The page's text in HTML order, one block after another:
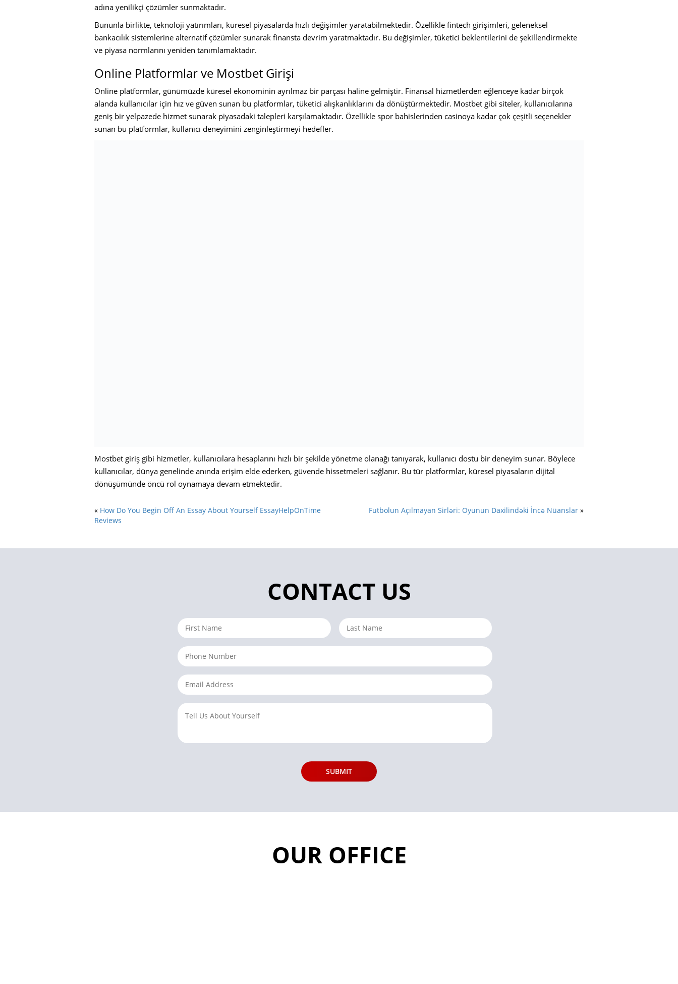
adına yenilikçi çözümler sunmaktadır.
Bununla birlikte, teknoloji yatırımları, küresel piyasalarda hızlı değişimler yaratabilmektedir. Özellikle fintech girişimleri, geleneksel
bankacılık sistemlerine alternatif çözümler sunarak finansta devrim yaratmaktadır. Bu değişimler, tüketici beklentilerini de şekillendirmekte
ve piyasa normlarını yeniden tanımlamaktadır.
Online Platformlar ve Mostbet Girişi
Online platformlar, günümüzde küresel ekonominin ayrılmaz bir parçası haline gelmiştir. Finansal hizmetlerden eğlenceye kadar birçok
alanda kullanıcılar için hız ve güven sunan bu platformlar, tüketici alışkanlıklarını da dönüştürmektedir. Mostbet gibi siteler, kullanıcılarına
geniş bir yelpazede hizmet sunarak piyasadaki talepleri karşılamaktadır. Özellikle spor bahislerinden casinoya kadar çok çeşitli seçenekler
sunan bu platformlar, kullanıcı deneyimini zenginleştirmeyi hedefler.
Mostbet giriş gibi hizmetler, kullanıcılara hesaplarını hızlı bir şekilde yönetme olanağı tanıyarak, kullanıcı dostu bir deneyim sunar. Böylece
kullanıcılar, dünya genelinde anında erişim elde ederken, güvende hissetmeleri sağlanır. Bu tür platformlar, küresel piyasaların dijital
dönüşümünde öncü rol oynamaya devam etmektedir.
« How Do You Begin Off An Essay About Yourself EssayHelpOnTime
Reviews
Futbolun Açılmayan Sirləri: Oyunun Daxilindəki İncə Nüanslar »
CONTACT US
OUR OFFICE